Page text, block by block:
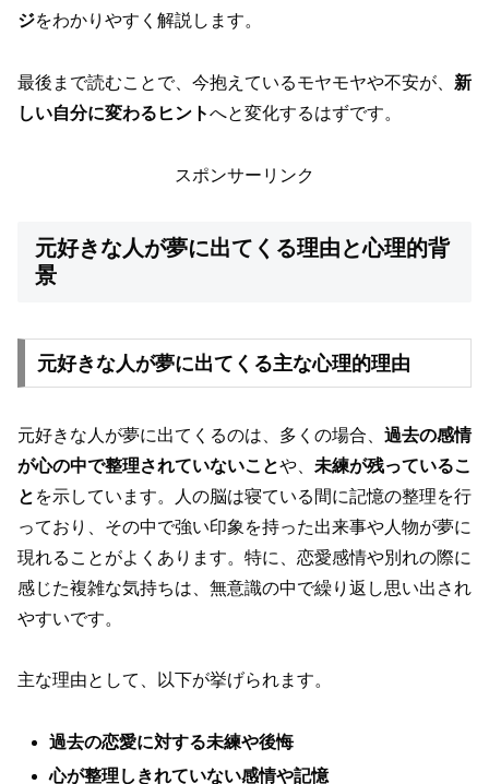
ジをわかりやすく解説します。
最後まで読むことで、今抱えているモヤモヤや不安が、 新
しい自分に変わるヒントへと変化するはずです。
スポンサーリンク
元好きな人が夢に出てくる理由と心理的背
景
元好きな人が夢に出てくる主な心理的理由
元好きな人が夢に出てくるのは、多くの場合、 過去の感情
が心の中で整理されていないことや、 未練が残っているこ
と を示しています。人の脳は寝ている間に記憶の整理を行
っており、その中で強い印象を持った出来事や人物が夢に
現れることがよくあります。特に、恋愛感情や別れの際に
感じた複雑な気持ちは、無意識の中で繰り返し思い出され
やすいです。
主な理由として、以下が挙げられます。
過去の恋愛に対する未練や後悔
心が整理しきれていない感情や記憶